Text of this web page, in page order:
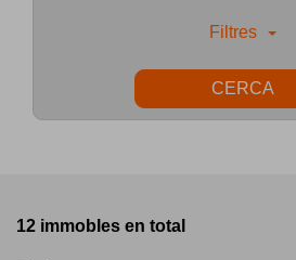
Filtres
CERCA
12 immobles en total